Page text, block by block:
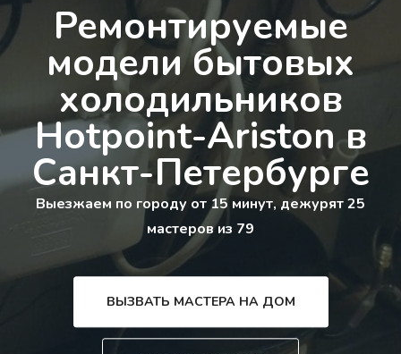
Ремонтируемые
модели бытовых
холодильников
Hotpoint-Ariston в
Санкт-Петербурге
Выезжаем по городу от 15 минут, дежурят 25
мастеров из 79
ВЫЗВАТЬ МАСТЕРА НА ДОМ